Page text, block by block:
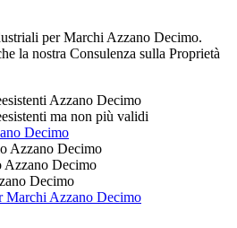
per Marchi Azzano Decimo.
la nostra Consulenza sulla Proprietà
Azzano Decimo
ma non più validi
Decimo
Azzano Decimo
Azzano Decimo
Decimo
Marchi Azzano Decimo